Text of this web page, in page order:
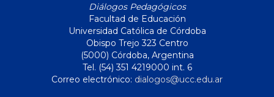
Diálogos Pedagógicos
Facultad de Educación
Universidad Católica de Córdoba
Obispo Trejo 323 Centro
(5000) Córdoba, Argentina
Tel. (54) 351 4219000 int. 6
Correo electrónico: dialogos@ucc.edu.ar